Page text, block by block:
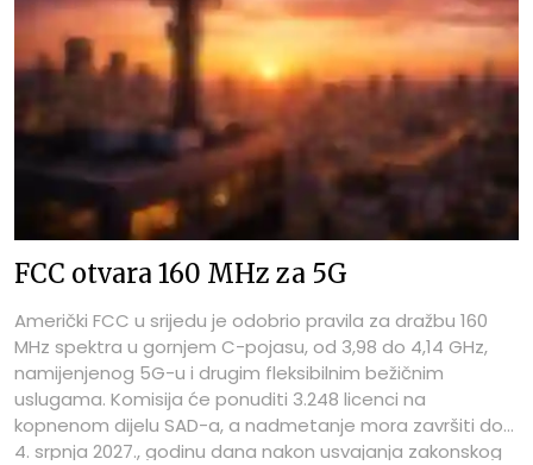
FCC otvara 160 MHz za 5G
Američki FCC u srijedu je odobrio pravila za dražbu 160
MHz spektra u gornjem C-pojasu, od 3,98 do 4,14 GHz,
namijenjenog 5G-u i drugim fleksibilnim bežičnim
uslugama. Komisija će ponuditi 3.248 licenci na
kopnenom dijelu SAD-a, a nadmetanje mora završiti do
4. srpnja 2027., godinu dana nakon usvajanja zakonskog